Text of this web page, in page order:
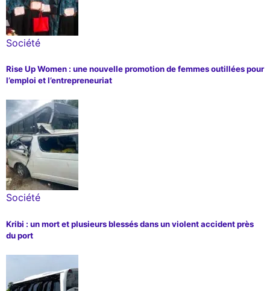
Société
Rise Up Women : une nouvelle promotion de femmes outillées pour
l’emploi et l’entrepreneuriat
Société
Kribi : un mort et plusieurs blessés dans un violent accident près
du port